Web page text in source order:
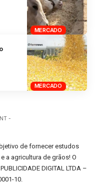
MERCADO
MERCADO
-
de fornecer estudos
a agricultura de grãos! O
DIGITAL LTDA –
10.